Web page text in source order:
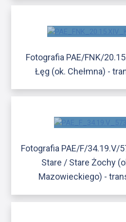
Fotografia PAE/FNK/
Łęg (ok. Chełmna) -
Fotografia PAE/F/34.19.V/
Stare / Stare Żochy
Mazowieckiego) -